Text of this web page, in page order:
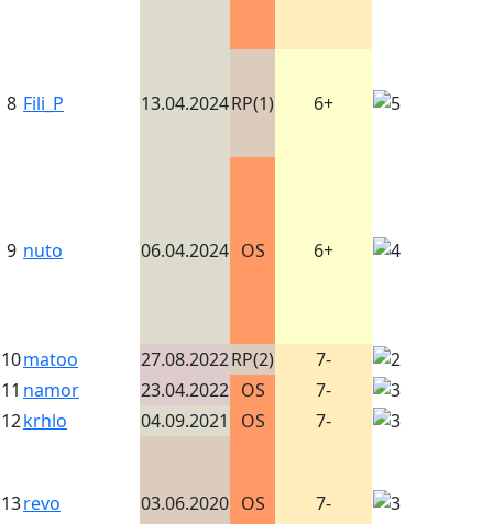
8 Fili_P 13.04.2024RP(1) 6+
9 nuto 06.04.2024 OS 6+
10matoo 27.08.2022RP(2)
7-
11 namor 23.04.2022 OS
7-
12krhlo 04.09.2021 OS 7-
13revo 03.06.2020 OS 7-